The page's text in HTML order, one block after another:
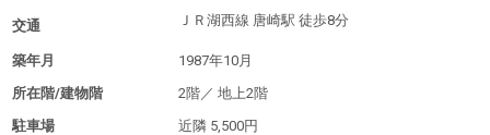
交通 ＪＲ湖西線 唐崎駅 徒歩8分
築年月
1987年10月
所在階/建物階
2階／ 地上2階
駐車場
近隣 5,500円